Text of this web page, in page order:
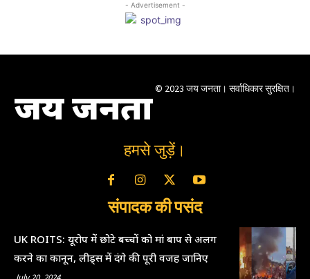
- Advertisement -
जय जनता © 2023 जय जनता। सर्वाधिकार सुरक्षित।
हमसे जुड़ें।
संपादक की पसंद
UK ROITS: यूरोप में छोटे बच्चों को मां बाप से अलग
करने का कानून, लीड्स में दंगे की पूरी वजह जानिए